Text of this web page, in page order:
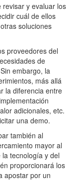
y evaluar los
cuál de ellos
soluciones
proveedores del
de
embargo, la
más allá
la diferencia entre
adicionales, etc.
una demo.
también al
mayor al
tecnología y del
proporcionará los
apostar por un